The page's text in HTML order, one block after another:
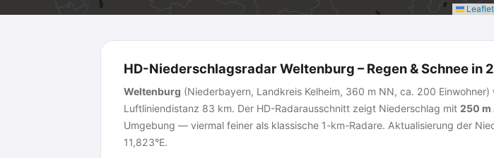
Leaflet
HD-Niederschlagsradar Weltenburg – Regen & Schnee in
Weltenburg (Niederbayern, Landkreis Kelheim, 360 m NN, ca. 200
Luftliniendistanz 83 km. Der HD-Radarausschnitt zeigt Niederschlag mit 250 m
Umgebung — viermal feiner als klassische 1-km-Radare. Aktualisierung der
11,823°E.